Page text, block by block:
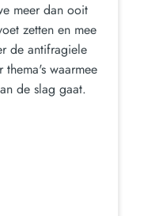
meer dan ooit
zetten en mee
de antifragiele
waarmee
de slag gaat.